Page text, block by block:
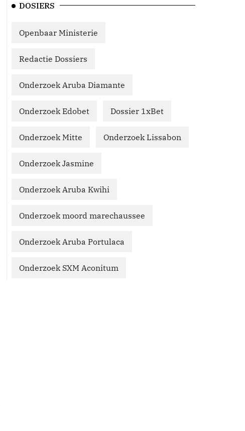
DOSIERS
Openbaar Ministerie
Redactie Dossiers
Onderzoek Aruba Diamante
Onderzoek Edobet Dossier 1xBet
Onderzoek Mitte Onderzoek Lissabon
Onderzoek Jasmine
Onderzoek Aruba Kwihi
Onderzoek moord marechaussee
Onderzoek Aruba Portulaca
Onderzoek SXM Aconitum